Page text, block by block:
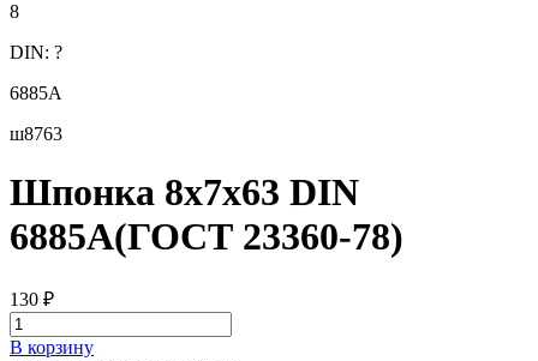
8
DIN: ?
6885А
ш8763
Шпонка 8х7х63 DIN
6885A(ГОСТ 23360-78)
130 ₽
В корзину